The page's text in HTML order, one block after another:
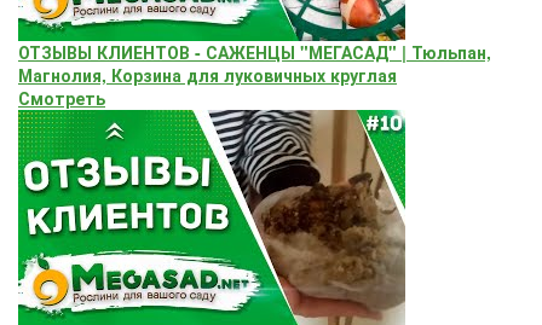
ОТЗЫВЫ КЛИЕНТОВ - САЖЕНЦЫ "МЕГАСАД" | Тюльпан,
Магнолия, Корзина для луковичных круглая
Смотреть